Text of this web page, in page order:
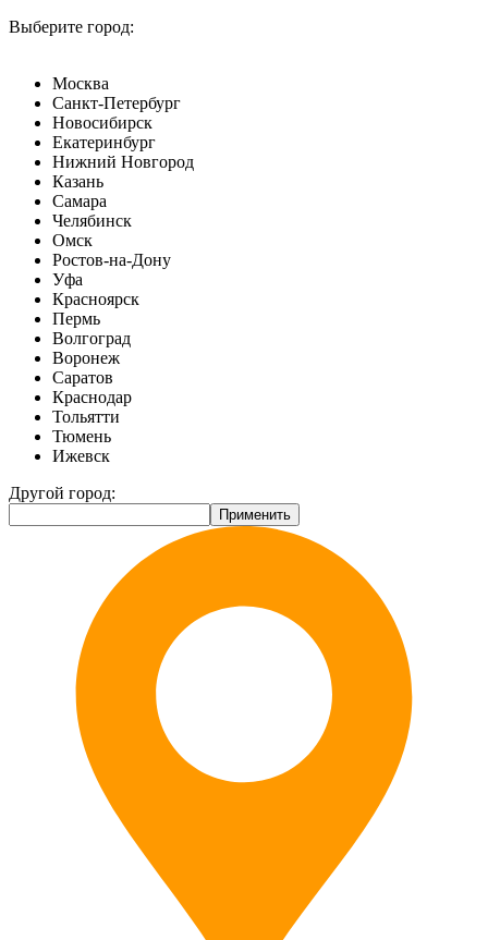
Выберите город:
Москва
Санкт-Петербург
Новосибирск
Екатеринбург
Нижний Новгород
Казань
Самара
Челябинск
Омск
Ростов-на-Дону
Уфа
Красноярск
Пермь
Волгоград
Воронеж
Саратов
Краснодар
Тольятти
Тюмень
Ижевск
Другой город: